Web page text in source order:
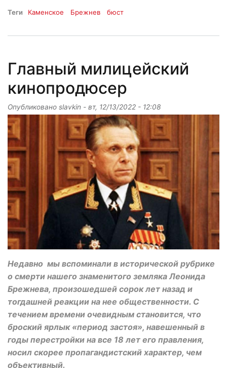
Теги Каменское Брежнев бюст
Главный милицейский
кинопродюсер
Опубликовано slavkin - вт, 12/13/2022 - 12:08
Недавно мы вспоминали в исторической рубрике
о смерти нашего знаменитого земляка Леонида
Брежнева, произошедшей сорок лет назад и
тогдашней реакции на нее общественности. С
течением времени очевидным становится, что
броский ярлык «период застоя», навешенный в
годы перестройки на все 18 лет его правления,
носил скорее пропагандистский характер, чем
объективный.